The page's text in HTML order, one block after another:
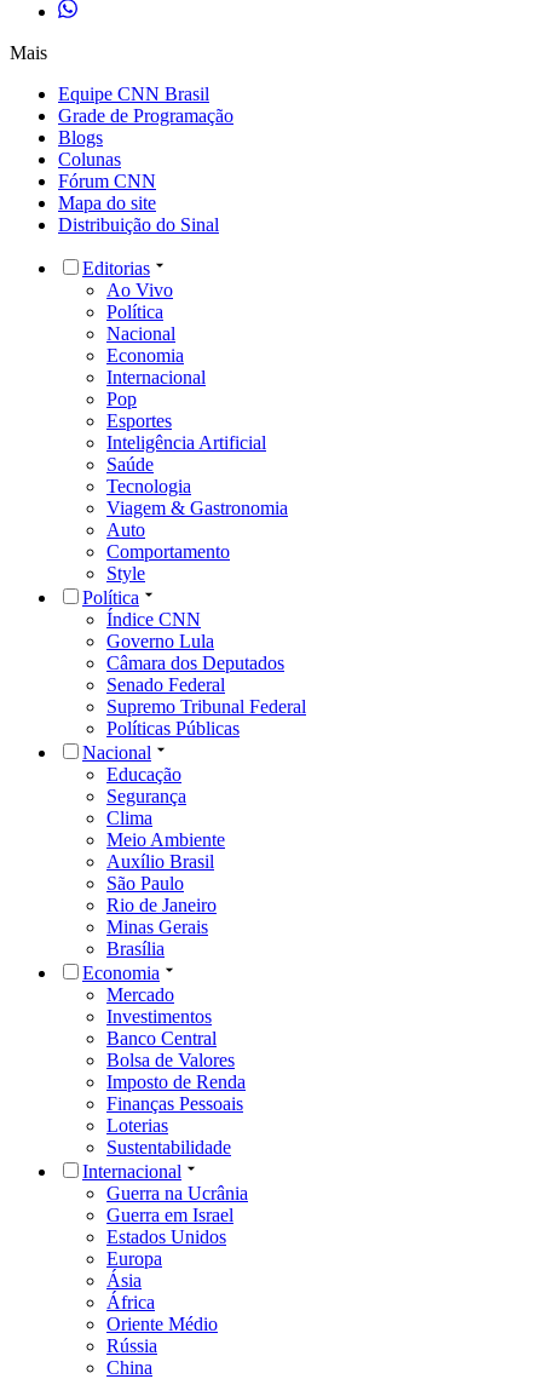
Mais
Equipe CNN Brasil
Grade de Programação
Blogs
Colunas
Fórum CNN
Mapa do site
Distribuição do Sinal
Editorias
Ao Vivo
Política
Nacional
Economia
Internacional
Pop
Esportes
Inteligência Artificial
Saúde
Tecnologia
Viagem & Gastronomia
Auto
Comportamento
Style
Política
Índice CNN
Governo Lula
Câmara dos Deputados
Senado Federal
Supremo Tribunal Federal
Políticas Públicas
Nacional
Educação
Segurança
Clima
Meio Ambiente
Auxílio Brasil
São Paulo
Rio de Janeiro
Minas Gerais
Brasília
Economia
Mercado
Investimentos
Banco Central
Bolsa de Valores
Imposto de Renda
Finanças Pessoais
Loterias
Sustentabilidade
Internacional
Guerra na Ucrânia
Guerra em Israel
Estados Unidos
Europa
Ásia
África
Oriente Médio
Rússia
China